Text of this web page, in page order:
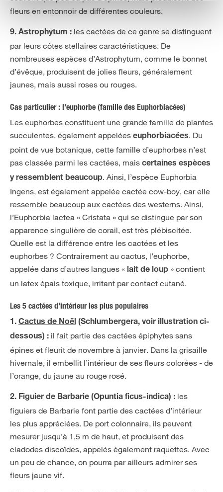
fleurs en entonnoir de différentes couleurs.
9. Astrophytum : les cactées de ce genre se distinguent
par leurs côtes stellaires caractéristiques. De
nombreuses espèces d’Astrophytum, comme le bonnet
d’évêque, produisent de jolies fleurs, généralement
jaunes, mais aussi roses ou rouges.
Cas particulier : l’euphorbe (famille des Euphorbiacées)
Les euphorbes constituent une grande famille de plantes
succulentes, également appelées euphorbiacées. Du
point de vue botanique, cette famille d’euphorbes n’est
pas classée parmi les cactées, mais certaines espèces
y ressemblent beaucoup. Ainsi, l’espèce Euphorbia
Ingens, est également appelée cactée cow-boy, car elle
ressemble beaucoup aux cactées des westerns. Ainsi,
l’Euphorbia lactea « Cristata » qui se distingue par son
apparence singulière de corail, est très plébiscitée.
Quelle est la différence entre les cactées et les
euphorbes ? Contrairement au cactus, l’euphorbe,
appelée dans d’autres langues « lait de loup » contient
un latex épais toxique, irritant par contact cutané.
Les 5 cactées d’intérieur les plus populaires
1. Cactus de Noël (Schlumbergera, voir illustration ci-
dessous) : il fait partie des cactées épiphytes sans
épines et fleurit de novembre à janvier. Dans la grisaille
hivernale, il embellit l’intérieur de ses fleurs colorées - de
l’orange, du jaune au rouge rosé.
2. Figuier de Barbarie (Opuntia ficus-indica) : les
figuiers de Barbarie font partie des cactées d’intérieur
les plus appréciées. De port colonnaire, ils peuvent
mesurer jusqu’à 1,5 m de haut, et produisent des
cladodes discoïdes, appelés également raquettes. Avec
un peu de chance, on pourra par ailleurs admirer ses
fleurs jaune vif.